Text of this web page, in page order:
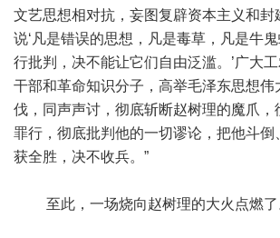
文艺思想相对抗，妄图复辟资本主义和封
说‘凡是错误的思想，凡是毒草，凡是牛
行批判，决不能让它们自由泛滥。’广大
干部和革命知识分子，高举毛泽东思想伟
伐，同声声讨，彻底斩断赵树理的魔爪，
罪行，彻底批判他的一切谬论，把他斗倒
获全胜，决不收兵。”
至此，一场烧向赵树理的大火点燃了